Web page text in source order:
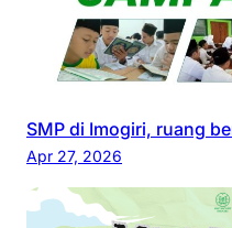
SMP di Imogiri, ruang
Apr 27, 2026